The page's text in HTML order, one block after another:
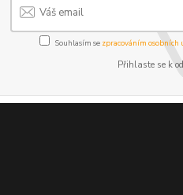
Souhlasím se zpracováním osobních
Přihlaste se k